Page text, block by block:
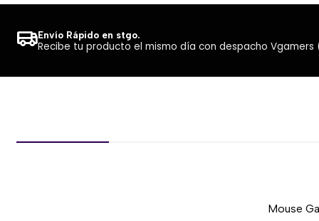
Envío Rápido en stgo.
Recibe tu producto el mismo día con despacho
Mouse